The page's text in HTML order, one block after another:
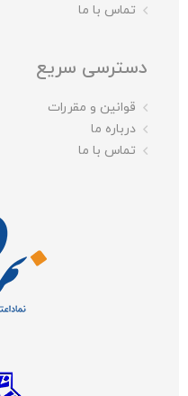
تماس با ما
دسترسی سریع
قوانین و مقررات
درباره ما
تماس با ما